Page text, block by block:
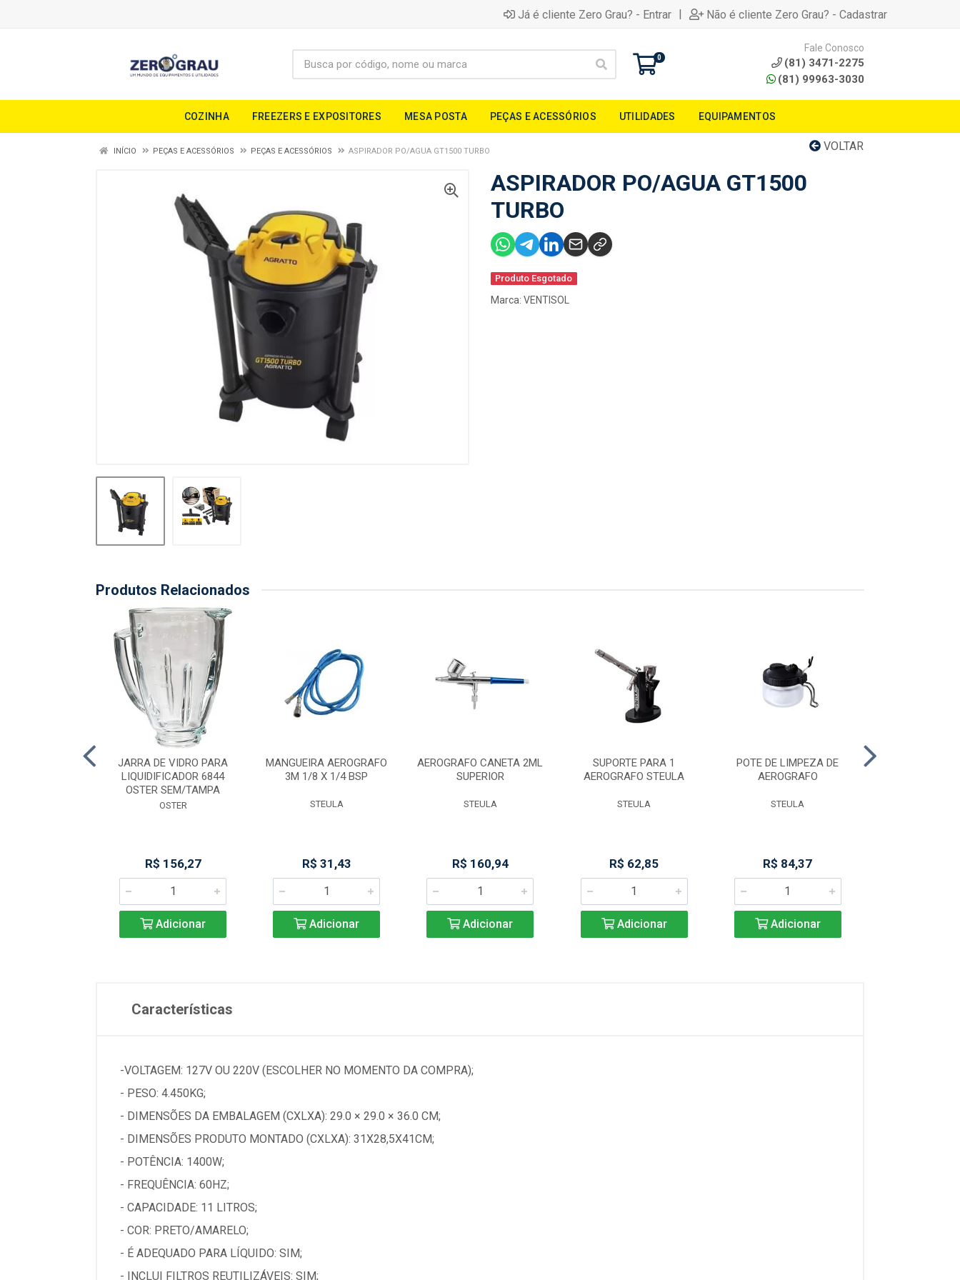
Já é cliente Zero Grau? - Entrar | Não é cliente Zero Grau? - Cadastrar
0
Fale Conosco
(81) 3471-2275
(81) 99963-3030
COZINHA FREEZERS E EXPOSITORES MESA POSTA PEÇAS E ACESSÓRIOS UTILIDADES EQUIPAMENTOS
VOLTAR
INÍCIO PEÇAS E ACESSÓRIOS PEÇAS E ACESSÓRIOS ASPIRADOR PO/AGUA GT1500 TURBO
ASPIRADOR PO/AGUA GT1500
TURBO
Produto Esgotado
Marca: VENTISOL
Produtos Relacionados
JARRA DE VIDRO PARA
LIQUIDIFICADOR 6844
OSTER SEM/TAMPA
OSTER
R$ 156,27
Adicionar
MANGUEIRA AEROGRAFO
3M 1/8 X 1/4 BSP
STEULA
R$ 31,43
Adicionar
AEROGRAFO CANETA 2ML
SUPERIOR
STEULA
R$ 160,94
Adicionar
SUPORTE PARA 1
AEROGRAFO STEULA
STEULA
R$ 62,85
Adicionar
POTE DE LIMPEZA DE
AEROGRAFO
STEULA
R$ 84,37
Adicionar
Características
-VOLTAGEM: 127V OU 220V (ESCOLHER NO MOMENTO DA COMPRA);
- PESO: 4.450KG;
- DIMENSÕES DA EMBALAGEM (CXLXA): 29.0 × 29.0 × 36.0 CM;
- DIMENSÕES PRODUTO MONTADO (CXLXA): 31X28,5X41CM;
- POTÊNCIA: 1400W;
- FREQUÊNCIA: 60HZ;
- CAPACIDADE: 11 LITROS;
- COR: PRETO/AMARELO;
- É ADEQUADO PARA LÍQUIDO: SIM;
- INCLUI FILTROS REUTILIZÁVEIS: SIM;